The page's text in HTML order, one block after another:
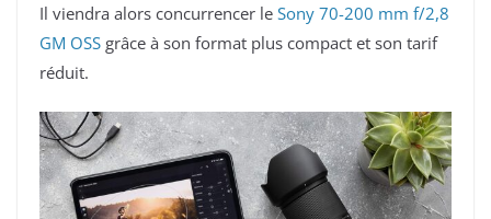
Il viendra alors concurrencer le Sony 70-200 mm f/2,8
GM OSS grâce à son format plus compact et son tarif
réduit.